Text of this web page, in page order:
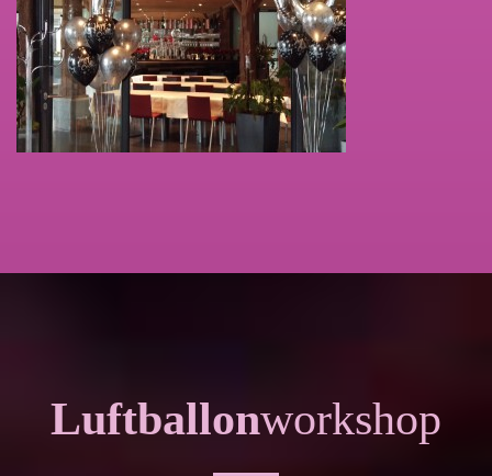
Luftballonworkshop